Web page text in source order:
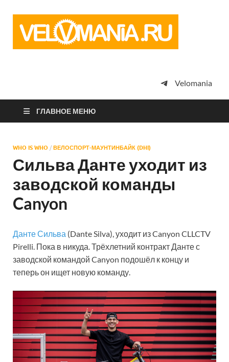
просто
Velomania
ГЛАВНОЕ МЕНЮ
WHO IS WHO / ВЕЛОСПОРТ-МАУНТИНБАЙК (DHI)
Сильва Данте уходит из
заводской команды
Canyon
Данте Сильва (Dante Silva), уходит из Canyon CLLCTV
Pirelli. Пока в никуда. Трёхлетний контракт Данте с
заводской командой Canyon подошёл к концу и
теперь он ищет новую команду.